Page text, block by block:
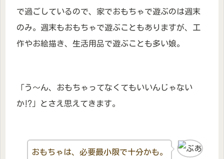
で過ごしているので、家でおもちゃで遊ぶのは週末
のみ。週末もおもちゃで遊ぶこともありますが、工
作やお絵描き、生活用品で遊ぶことも多い娘。
「う～ん、おもちゃってなくてもいいんじゃない
か⁉」とさえ思えてきます。
おもちゃは、必要最小限で十分かも。